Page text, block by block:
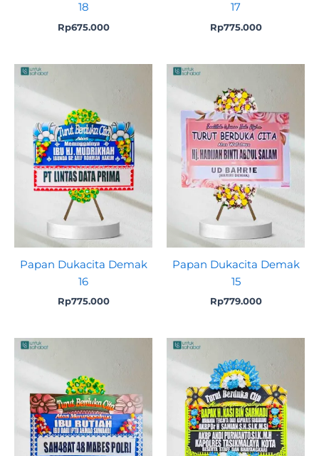
18
Rp675.000
17
Rp775.000
Papan Dukacita Demak
16
Rp775.000
Papan Dukacita Demak
15
Rp779.000